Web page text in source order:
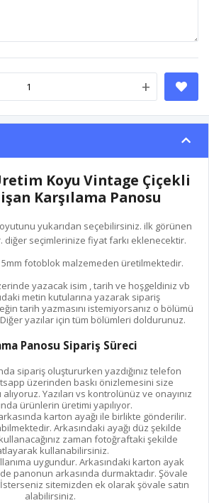
+
Koyu Vintage Çiçekli
Karşılama Panosu
yukarıdan seçebilirsiniz. ilk görünen
diğer seçimlerinize fiyat farkı eklenecektir.
5mm fotoblok malzemeden üretilmektedir.
yazacak isim , tarih ve hoşgeldiniz vb
metin kutularına yazarak sipariş
tarih yazmasını istemiyorsanız o bölümü
yazılar için tüm bölümleri doldurunuz.
Panosu Sipariş Süreci
sipariş oluştururken yazdığınız telefon
üzerinden baskı önizlemesini size
alıyoruz. Yazıları vs kontrolünüz ve onayınız
ürünlerin üretimi yapılıyor.
karton ayağı ile birlikte gönderilir.
Arkasındaki ayağı düz şekilde
zaman fotoğraftaki şekilde
kullanabilirsiniz.
uygundur. Arkasındaki karton ayak
panonun arkasında durmaktadır. Şövale
sitemizden ek olarak şövale satın
alabilirsiniz.